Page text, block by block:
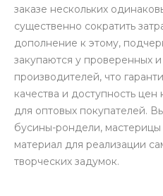
заказе нескольких
существенно сократить
дополнение к этому,
закупаются у проверенных
производителей, что
качества и доступность цен
для оптовых покупателей.
бусины-рондели,
материал для реализации
творческих задумок.